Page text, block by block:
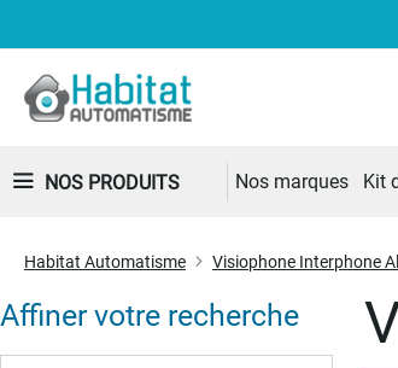
NOS PRODUITS Nos marques Kit
Habitat Automatisme Visiophone Interphone
Affiner votre recherche